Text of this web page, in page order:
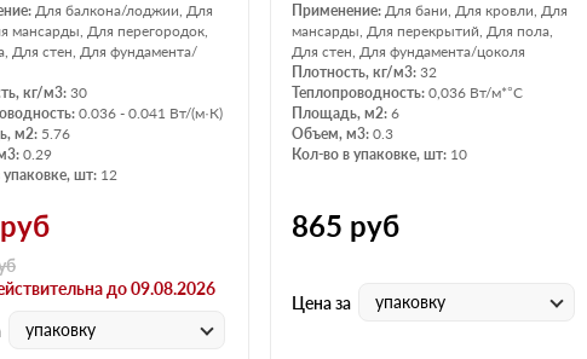
Для балкона/лоджии, Для
мансарды, Для перегородок,
Для стен, Для фундамента/
кг/м3: 30
0.036 - 0.041 Вт/(м·К)
м2: 5.76
0.29
упаковке, шт: 12
руб
до 09.08.2026
упаковку
Применение: Для бани, Для кровли, Для
мансарды, Для перекрытий, Для пола,
Для стен, Для фундамента/цоколя
Плотность, кг/м3: 32
Теплопроводность: 0,036 Вт/м*°С
Площадь, м2: 6
Объем, м3: 0.3
Кол-во в упаковке, шт: 10
865 руб
Цена за упаковку